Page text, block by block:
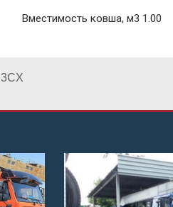
Вместимость ковша, м3 1.00
3CX